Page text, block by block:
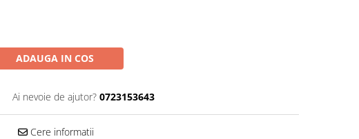
ADAUGA IN COS
Ai nevoie de ajutor? 0723153643
Cere informatii